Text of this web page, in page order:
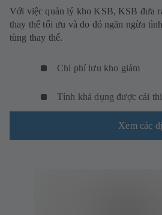
Với việc quản lý kho KSB, KSB đưa
thay thế tối ưu và do đó ngăn ngừa
tùng thay thế.
Chi phí lưu kho giảm
Tính khả dụng được cải
Xem các